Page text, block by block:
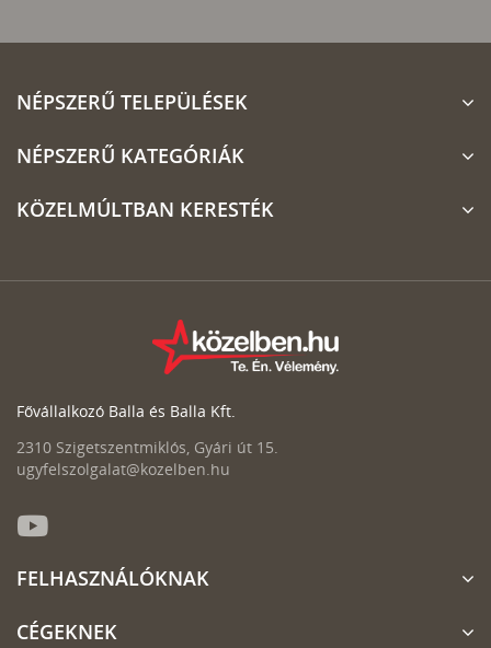
NÉPSZERŰ TELEPÜLÉSEK
NÉPSZERŰ KATEGÓRIÁK
KÖZELMÚLTBAN KERESTÉK
Fővállalkozó Balla és Balla Kft.
2310 Szigetszentmiklós, Gyári út 15.
ugyfelszolgalat@kozelben.hu
FELHASZNÁLÓKNAK
CÉGEKNEK